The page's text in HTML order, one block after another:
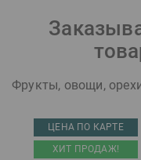
Фрукты, овощи,
ЦЕНА ПО КАРТЕ
ХИТ ПРОДАЖ!